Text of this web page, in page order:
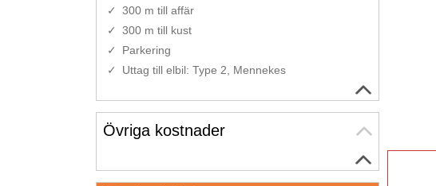
300 m till affär
300 m till kust
Parkering
Uttag till elbil: Type 2, Mennekes
Övriga kostnader